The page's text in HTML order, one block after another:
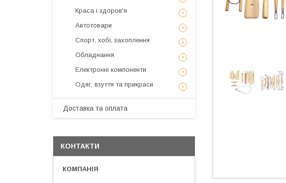
Краса і здоров'я
Автотовари
Спорт, хобі, захоплення
Обладнання
Електронні компоненти
Одяг, взуття та прикраси
Доставка та оплата
КОНТАКТИ